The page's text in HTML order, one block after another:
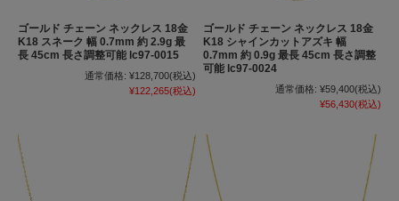
ゴールド チェーン ネックレス 18金
K18 スネーク 幅 0.7mm 約 2.9g 最
長 45cm 長さ調整可能 lc97-0015
通常価格: ¥128,700(税込)
¥122,265(税込)
ゴールド チェーン ネックレス 18金
K18 シャインカットアズキ 幅
0.7mm 約 0.9g 最長 45cm 長さ調整
可能 lc97-0024
通常価格: ¥59,400(税込)
¥56,430(税込)